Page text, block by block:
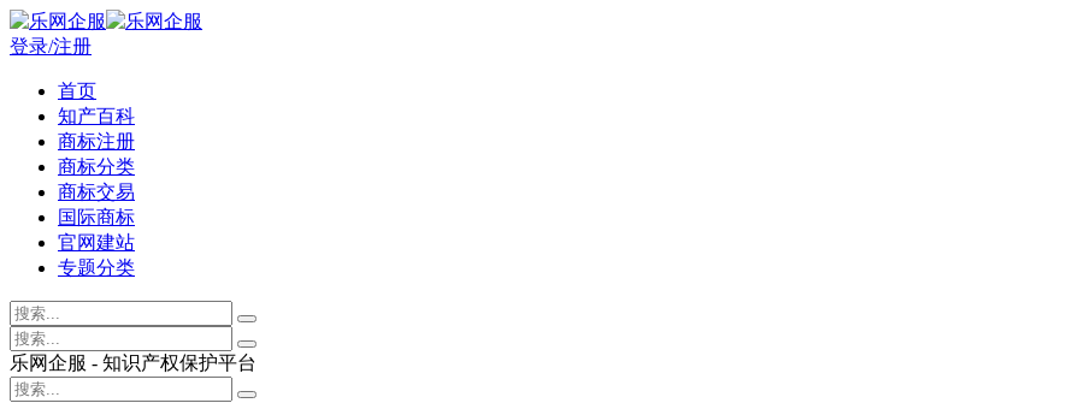
登录/注册
首页
知产百科
商标注册
商标分类
商标交易
国际商标
官网建站
专题分类
乐网企服 - 知识产权保护平台